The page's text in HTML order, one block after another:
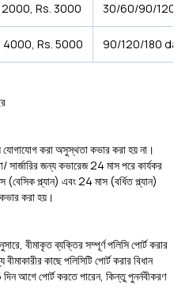
2000, Rs. 3000 30/60/90/120/
4000, Rs. 5000 90/120/180 days
যোগাযোগ করা অসুস্থতা কভার করা হয় না।
সার্জারির জন্য কভারেজ 24 মাস পরে কার্যকর
প্ল্যান) এবং 24 মাস (বর্ধিত প্ল্যান)
করা হয়।
বীমাকৃত ব্যক্তির সম্পূর্ণ পলিসি পোর্ট করার
কাছে পলিসিটি পোর্ট করার বিধান
আগে পোর্ট করতে পারেন, কিন্তু পুনর্নবীকরণ